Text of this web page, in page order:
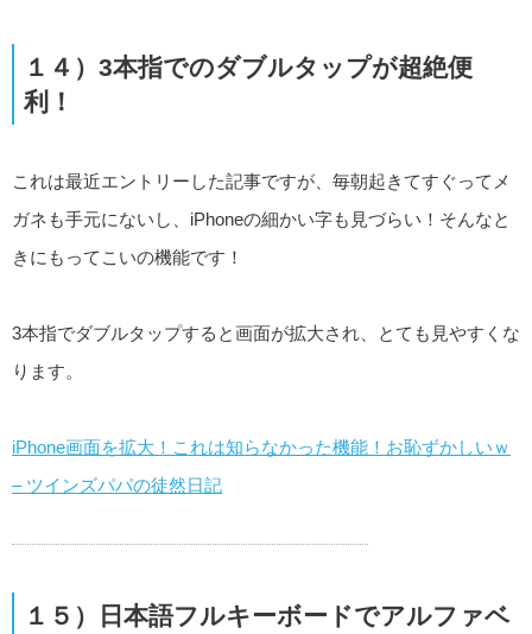
１４）3本指でのダブルタップが超絶便
利！
これは最近エントリーした記事ですが、毎朝起きてすぐってメ
ガネも手元にないし、iPhoneの細かい字も見づらい！そんなと
きにもってこいの機能です！
3本指でダブルタップすると画面が拡大され、とても見やすくな
ります。
iPhone画面を拡大！これは知らなかった機能！お恥ずかしいｗ
– ツインズパパの徒然日記
１５）日本語フルキーボードでアルファベ